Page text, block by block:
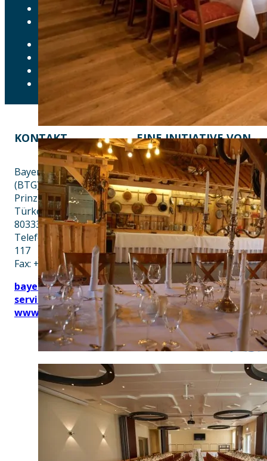
AKTUELLES
DOWNLOADS
DATENSCHUTZ
IMPRESSUM
LEICHTE SPRACHE
ERKLÄRUNG ZUR BARRIEREFREIHEIT
KONTAKT EINE INITIATIVE VON
Bayern Tourist Gmbh
(BTG)
Prinz-Ludwig-Palais
Türkenstraße 7
80333 München
Telefon: +49 89 28760-
117
Fax: +49 89 28760-121
bayerischekueche@btg-
service.de
www.btg-service.de